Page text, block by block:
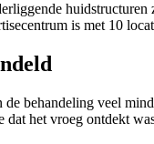
is met 10
behandeling veel
het vroeg ontdekt